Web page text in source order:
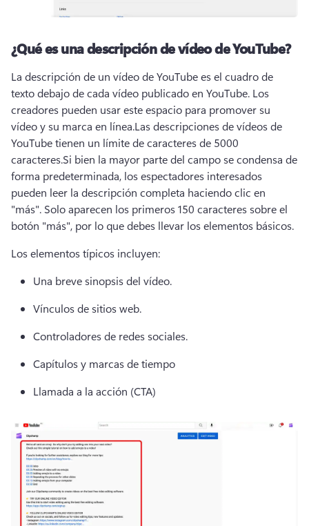
¿Qué es una descripción de vídeo de YouTube?
La descripción de un vídeo de YouTube es el cuadro de
texto debajo de cada vídeo publicado en YouTube. Los
creadores pueden usar este espacio para promover su
vídeo y su marca en línea.Las descripciones de vídeos de
YouTube tienen un límite de caracteres de 5000
caracteres.Si bien la mayor parte del campo se condensa de
forma predeterminada, los espectadores interesados
pueden leer la descripción completa haciendo clic en
"más". Solo aparecen los primeros 150 caracteres sobre el
botón "más", por lo que debes llevar los elementos básicos.
Los elementos típicos incluyen:
Una breve sinopsis del vídeo.
Vínculos de sitios web.
Controladores de redes sociales.
Capítulos y marcas de tiempo
Llamada a la acción (CTA)